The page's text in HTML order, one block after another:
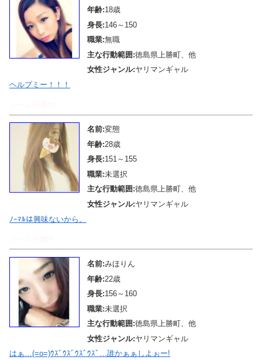
年齢:18歳
身長:146～150
職業:無職
主な行動範囲:徳島県上勝町、他
女性ジャンル:ヤリマンギャル
ヘルプミー！！！
名前:変態
年齢:28歳
身長:151～155
職業:未選択
主な行動範囲:徳島県上勝町、他
女性ジャンル:ヤリマンギャル
ﾉｰﾏﾙは興味ないから。
名前:みほりん
年齢:22歳
身長:156～160
職業:未選択
主な行動範囲:徳島県上勝町、他
女性ジャンル:ヤリマンギャル
はぁ…(=o=)ｳｽﾞｳｽﾞｳｽﾞｳｽﾞ…誰かぁぁしよぉー!